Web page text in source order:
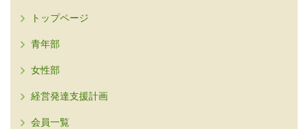
トップページ
青年部
女性部
経営発達支援計画
会員一覧